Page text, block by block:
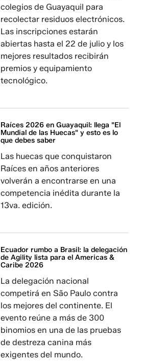
colegios de Guayaquil para
recolectar residuos electrónicos.
Las inscripciones estarán
abiertas hasta el 22 de julio y los
mejores resultados recibirán
premios y equipamiento
tecnológico.
Raíces 2026 en Guayaquil: llega "El
Mundial de las Huecas" y esto es lo
que debes saber
Las huecas que conquistaron
Raíces en años anteriores
volverán a encontrarse en una
competencia inédita durante la
13va. edición.
Ecuador rumbo a Brasil: la delegación
de Agility lista para el Americas &
Caribe 2026
La delegación nacional
competirá en São Paulo contra
los mejores del continente. El
evento reúne a más de 300
binomios en una de las pruebas
de destreza canina más
exigentes del mundo.